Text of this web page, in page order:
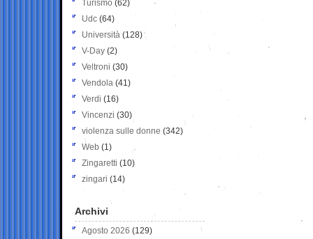
Turismo (62)
Udc (64)
Università (128)
V-Day (2)
Veltroni (30)
Vendola (41)
Verdi (16)
Vincenzi (30)
violenza sulle donne (342)
Web (1)
Zingaretti (10)
zingari (14)
Archivi
Agosto 2026 (129)